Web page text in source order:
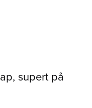
supert på